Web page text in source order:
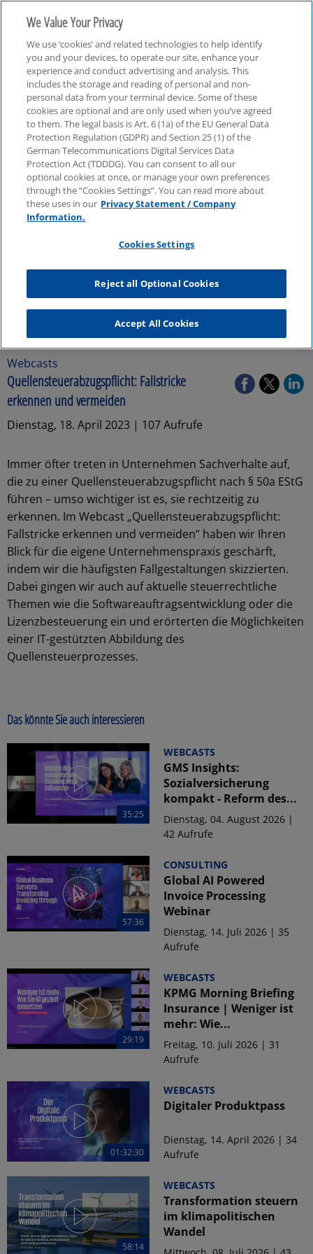
Webcasts
Webcasts
Quellensteuerabzugspflicht: Fallstricke
erkennen und vermeiden
Dienstag, 18. April 2023 | 107 Aufrufe
Immer öfter treten in Unternehmen Sachverhalte auf,
die zu einer Quellensteuerabzugspflicht nach § 50a EStG
führen – umso wichtiger ist es, sie rechtzeitig zu
erkennen. Im Webcast „Quellensteuerabzugspflicht:
Fallstricke erkennen und vermeiden“ haben wir Ihren
Blick für die eigene Unternehmenspraxis geschärft,
indem wir die häufigsten Fallgestaltungen skizzierten.
Dabei gingen wir auch auf aktuelle steuerrechtliche
Themen wie die Softwareauftragsentwicklung oder die
Lizenzbesteuerung ein und erörterten die Möglichkeiten
einer IT-gestützten Abbildung des
Quellensteuerprozesses.
Das könnte Sie auch interessieren
35:25
WEBCASTS
GMS Insights:
Sozialversicherung
kompakt - Reform des...
Dienstag, 04. August 2026 |
42 Aufrufe
57:36
CONSULTING
Global AI Powered
Invoice Processing
Webinar
Dienstag, 14. Juli 2026 | 35
Aufrufe
29:19
WEBCASTS
KPMG Morning Briefing
Insurance | Weniger ist
mehr: Wie...
Freitag, 10. Juli 2026 | 31
Aufrufe
01:32:30
WEBCASTS
Digitaler Produktpass
Dienstag, 14. April 2026 | 34
Aufrufe
58:14
WEBCASTS
Transformation steuern
im klimapolitischen
Wandel
We Value Your Privacy
We use ‘cookies’ and related technologies to help identify
you and your devices, to operate our site, enhance your
experience and conduct advertising and analysis. This
includes the storage and reading of personal and non-
personal data from your terminal device. Some of these
cookies are optional and are only used when you’ve agreed
to them. The legal basis is Art. 6 (1a) of the EU General Data
Protection Regulation (GDPR) and Section 25 (1) of the
German Telecommunications Digital Services Data
Protection Act (TDDDG). You can consent to all our
optional cookies at once, or manage your own preferences
through the “Cookies Settings”. You can read more about
these uses in our Privacy Statement / Company
Information.
Cookies Settings
Reject all Optional Cookies
Accept All Cookies